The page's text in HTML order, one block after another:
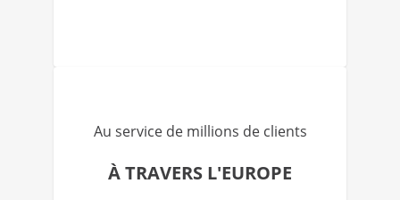
Au service de millions de clients
À TRAVERS L'EUROPE